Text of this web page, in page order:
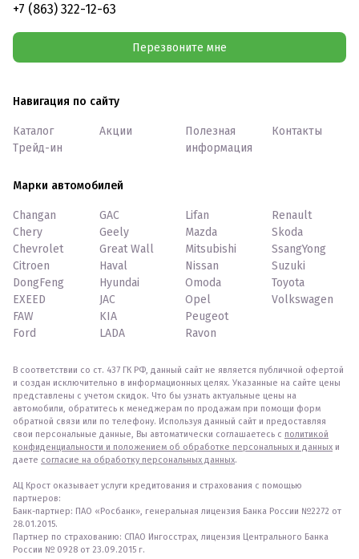
+7 (863) 322-12-63
Перезвоните мне
Навигация по сайту
Каталог
Трейд-ин
Акции
Полезная
информация
Контакты
Марки автомобилей
Changan
Chery
Chevrolet
Citroen
DongFeng
EXEED
FAW
Ford
GAC
Geely
Great Wall
Haval
Hyundai
JAC
KIA
LADA
Lifan
Mazda
Mitsubishi
Nissan
Omoda
Opel
Peugeot
Ravon
Renault
Skoda
SsangYong
Suzuki
Toyota
Volkswagen
В соответствии со ст. 437 ГК РФ, данный сайт не является публичной офертой
и создан исключительно в информационных целях. Указанные на сайте цены
представлены с учетом скидок. Что бы узнать актуальные цены на
автомобили, обратитесь к менеджерам по продажам при помощи форм
обратной связи или по телефону. Используя данный сайт и предоставляя
свои персональные данные, Вы автоматически соглашаетесь с политикой
конфиденциальности и положением об обработке персональных и данных и
даете согласие на обработку персональных данных.
АЦ Крост оказывает услуги кредитования и страхования с помощью
партнеров:
Банк-партнер: ПАО «Росбанк», генеральная лицензия Банка России №2272 от
28.01.2015.
Партнер по страхованию: СПАО Ингосстрах, лицензия Центрального Банка
России № 0928 от 23.09.2015 г.